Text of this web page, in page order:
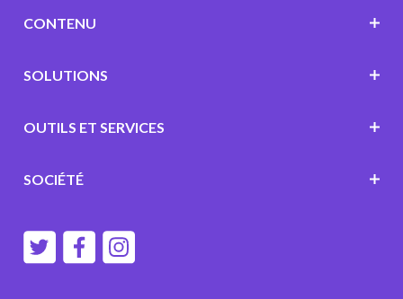
CONTENU
SOLUTIONS
OUTILS ET SERVICES
SOCIÉTÉ